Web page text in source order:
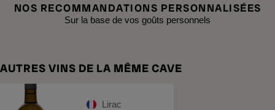
NOS RECOMMANDATIONS PERSONNALISÉES
Sur la base de vos goûts personnels
AUTRES VINS DE LA MÊME CAVE
Lirac